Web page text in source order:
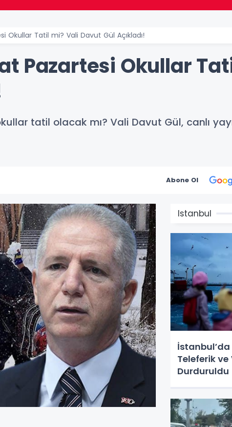
Okullar Tatil mi? Vali Davut Gül Açıkladı!
Pazartesi Okullar
tatil olacak mı? Vali Davut Gül, canlı
Abone Ol
Istanbul
Teleferik
Durduruldu